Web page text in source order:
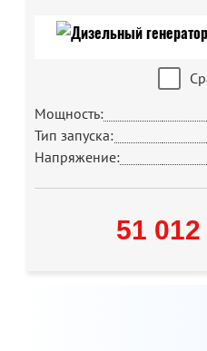
Мощность:
Тип запуска:
Напряжение:
51 012